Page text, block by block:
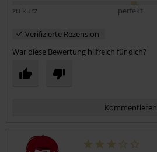
zu kurz
perfekt
Verifizierte Rezension
War diese Bewertung hilfreich für dich?
Kommentieren